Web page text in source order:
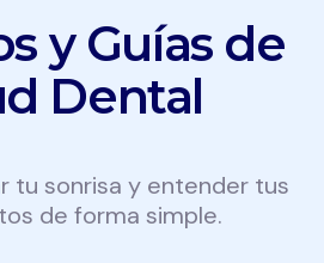
y Guías de
Dental
tu sonrisa y entender tus
de forma simple.